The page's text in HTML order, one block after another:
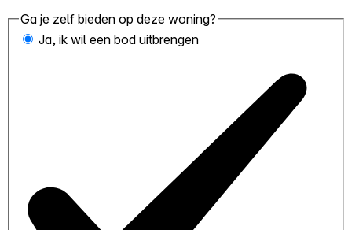
Ga je zelf bieden op deze woning?
Ja, ik wil een bod uitbrengen